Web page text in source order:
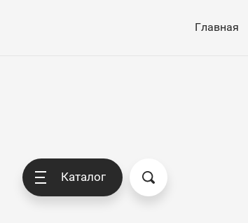
Главная
Каталог